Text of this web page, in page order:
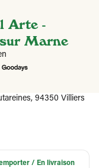
Arte -
Marne
94350 Villiers
/ En livraison